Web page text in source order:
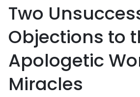
Two
Objections to
Apologetic
Miracles